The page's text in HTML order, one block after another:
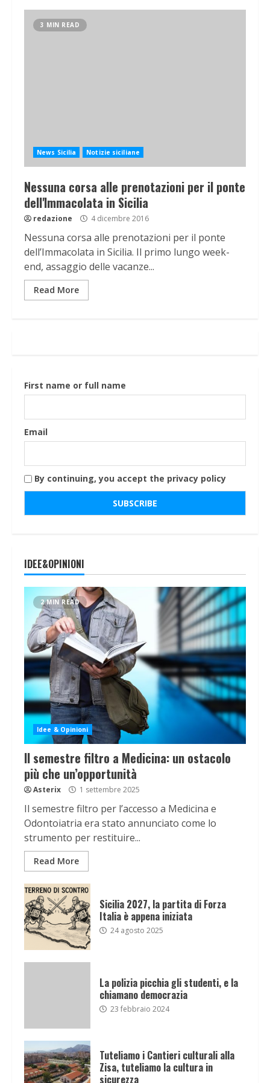
3 MIN READ
News Sicilia Notizie siciliane
Nessuna corsa alle prenotazioni per il ponte
dell'Immacolata in Sicilia
redazione 4 dicembre 2016
Nessuna corsa alle prenotazioni per il ponte
dell’Immacolata in Sicilia. Il primo lungo week-
end, assaggio delle vacanze...
Read More
First name or full name
Email
By continuing, you accept the privacy policy
IDEE&OPINIONI
2 MIN READ
Idee & Opinioni
Il semestre filtro a Medicina: un ostacolo
più che un’opportunità
Asterix 1 settembre 2025
Il semestre filtro per l’accesso a Medicina e
Odontoiatria era stato annunciato come lo
strumento per restituire...
Read More
Sicilia 2027, la partita di Forza
Italia è appena iniziata
24 agosto 2025
La polizia picchia gli studenti, e la
chiamano democrazia
23 febbraio 2024
Tuteliamo i Cantieri culturali alla
Zisa, tuteliamo la cultura in
sicurezza